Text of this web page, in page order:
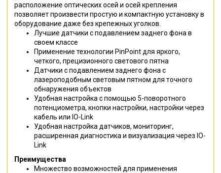
расположение оптических осей и осей крепления
позволяет произвести простую и компактную установку в
оборудование даже без крепежных уголков.
Лучшие датчики с подавлением заднего фона в
своем классе
Применение технологии PinPoint для яркого,
четкого, прецизионного светового пятна
Датчики с подавлением заднего фона c
лазероподобным световым пятном для точного
обнаружения объектов
Удобная настройка с помощью 5-поворотного
потенциометра, кнопки настройки, настройки через
кабель или IO-Link
Удобная настройка датчиков, мониторинг,
расширенная диагностика и визуализация через IO-
Link
Преимущества
Множество возможностей для применения